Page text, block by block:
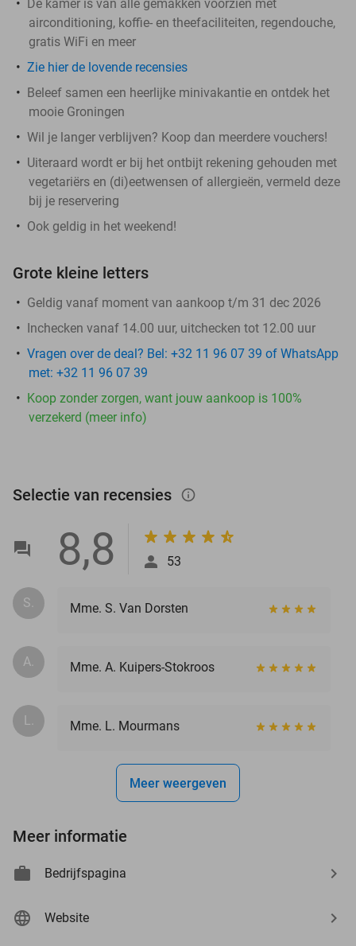
De kamer is van alle gemakken voorzien met
airconditioning, koffie- en theefaciliteiten, regendouche,
gratis WiFi en meer
Zie hier de lovende recensies
Beleef samen een heerlijke minivakantie en ontdek het
mooie Groningen
Wil je langer verblijven? Koop dan meerdere vouchers!
Uiteraard wordt er bij het ontbijt rekening gehouden met
vegetariërs en (di)eetwensen of allergieën, vermeld deze
bij je reservering
Ook geldig in het weekend!
Grote kleine letters
Geldig vanaf moment van aankoop t/m 31 dec 2026
Inchecken vanaf 14.00 uur, uitchecken tot 12.00 uur
Vragen over de deal? Bel: +32 11 96 07 39 of WhatsApp
met: +32 11 96 07 39
Koop zonder zorgen, want jouw aankoop is 100%
verzekerd (meer info)
Selectie van recensies info_outlined
8,8 53
S. Mme. S. Van Dorsten
A. Mme. A. Kuipers-Stokroos
L. Mme. L. Mourmans
Meer weergeven
Meer informatie
Bedrijfspagina
Website